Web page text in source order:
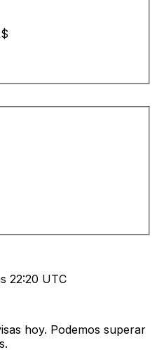
22:20 UTC
hoy. Podemos superar